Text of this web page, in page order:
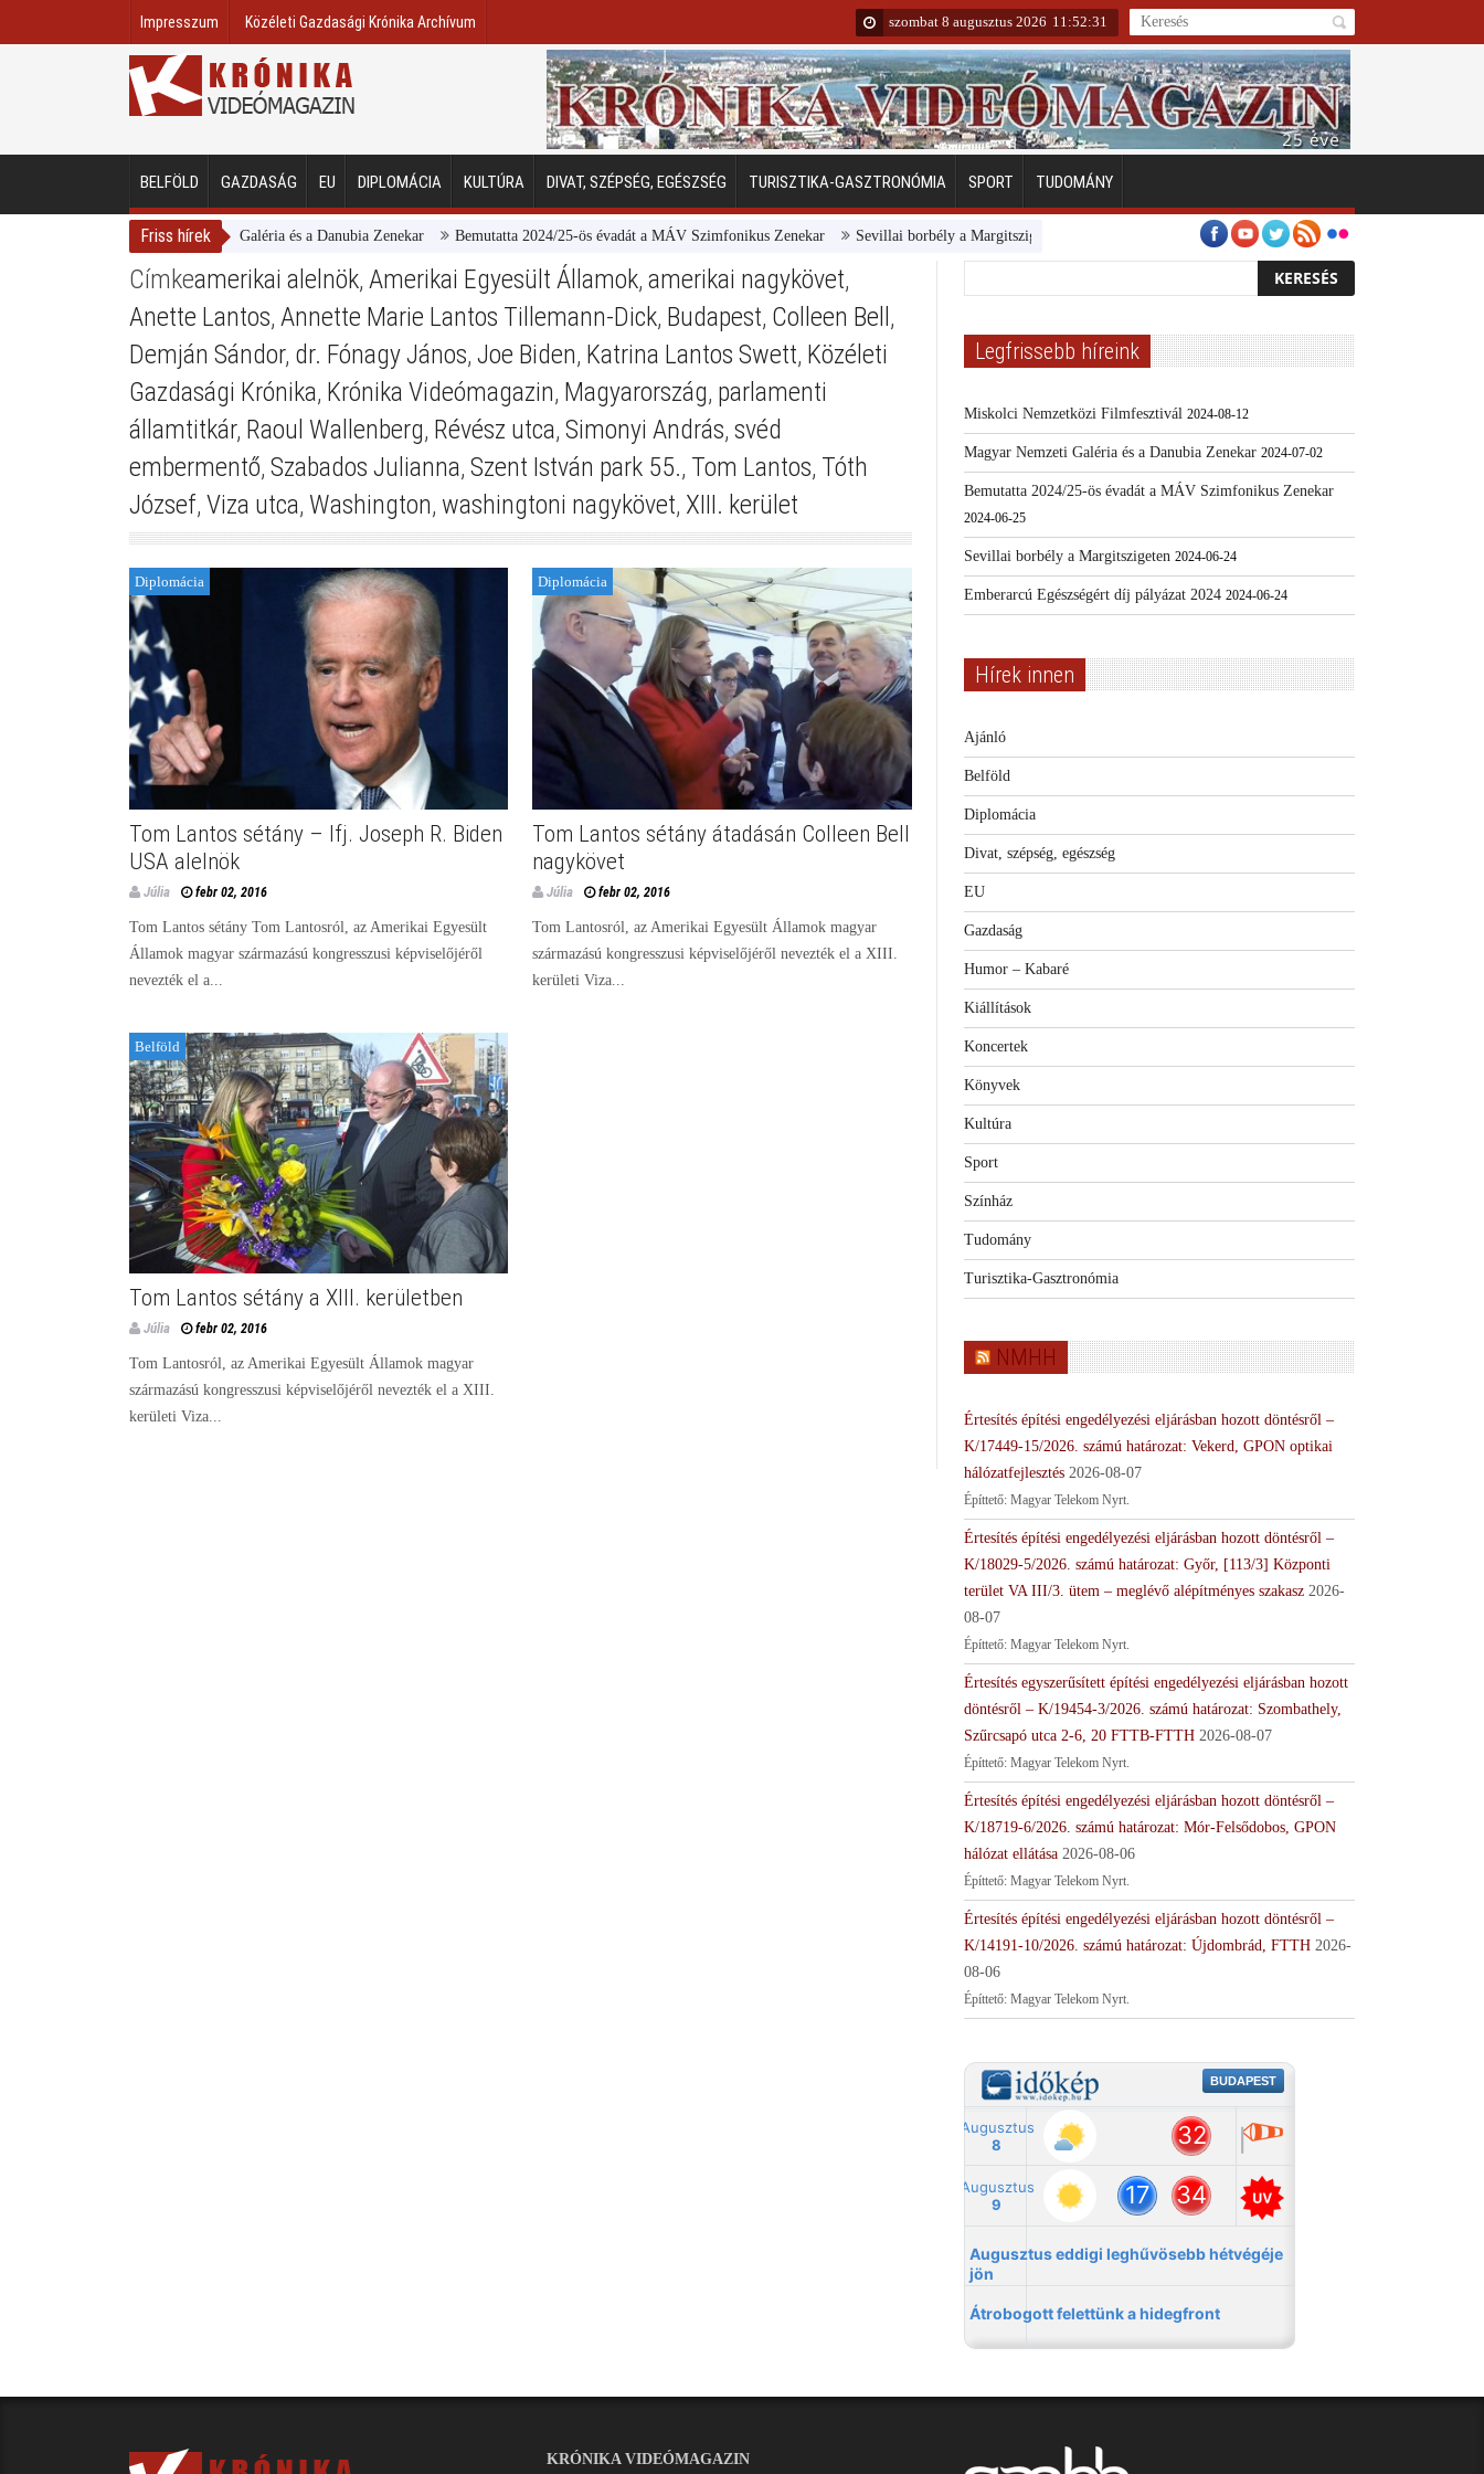
Impresszum Közéleti Gazdasági Krónika Archívum szombat 8 augusztus 2026 11:52:31
BELFÖLD GAZDASÁG EU DIPLOMÁCIA KULTÚRA DIVAT, SZÉPSÉG, EGÉSZSÉG TURISZTIKA-GASZTRONÓMIA SPORT TUDOMÁNY
Friss hírek
Magyar Nemzeti Galéria és a Danubia Zenekar Bemutatta 2024/25-ös évadát a MÁV Szimfonikus Zenekar Sevillai borbély a Margitszigeten Emberarcú Egészségért díj pályázat 2024 Kertész/Kópiák
Címkeamerikai alelnök, Amerikai Egyesült Államok, amerikai nagykövet,
Anette Lantos, Annette Marie Lantos Tillemann-Dick, Budapest, Colleen Bell ,
Demján Sándor, dr. Fónagy János, Joe Biden, Katrina Lantos Swett, Közéleti
Gazdasági Krónika, Krónika Videómagazin, Magyarország, parlamenti
államtitkár, Raoul Wallenberg, Révész utca, Simonyi András, svéd
embermentő, Szabados Julianna, Szent István park 55., Tom Lantos, Tóth
József, Viza utca, Washington, washingtoni nagykövet, XIII. kerület
Diplomácia
Tom Lantos sétány – Ifj. Joseph R. Biden
USA alelnök
Júlia febr 02, 2016
Tom Lantos sétány Tom Lantosról, az Amerikai Egyesült
Államok magyar származású kongresszusi képviselőjéről
nevezték el a...
Diplomácia
Tom Lantos sétány átadásán Colleen Bell
nagykövet
Júlia febr 02, 2016
Tom Lantosról, az Amerikai Egyesült Államok magyar
származású kongresszusi képviselőjéről nevezték el a XIII.
kerületi Viza...
Belföld
Tom Lantos sétány a XIII. kerületben
Júlia febr 02, 2016
Tom Lantosról, az Amerikai Egyesült Államok magyar
származású kongresszusi képviselőjéről nevezték el a XIII.
kerületi Viza...
Legfrissebb híreink
Miskolci Nemzetközi Filmfesztivál 2024-08-12
Magyar Nemzeti Galéria és a Danubia Zenekar 2024-07-02
Bemutatta 2024/25-ös évadát a MÁV Szimfonikus Zenekar
2024-06-25
Sevillai borbély a Margitszigeten 2024-06-24
Emberarcú Egészségért díj pályázat 2024 2024-06-24
Hírek innen
Ajánló
Belföld
Diplomácia
Divat, szépség, egészség
EU
Gazdaság
Humor – Kabaré
Kiállítások
Koncertek
Könyvek
Kultúra
Sport
Színház
Tudomány
Turisztika-Gasztronómia
NMHH
Értesítés építési engedélyezési eljárásban hozott döntésről –
K/17449-15/2026. számú határozat: Vekerd, GPON optikai
hálózatfejlesztés 2026-08-07
Építtető: Magyar Telekom Nyrt.
Értesítés építési engedélyezési eljárásban hozott döntésről –
K/18029-5/2026. számú határozat: Győr, [113/3] Központi
terület VA III/3. ütem – meglévő alépítményes szakasz 2026-
08-07
Építtető: Magyar Telekom Nyrt.
Értesítés egyszerűsített építési engedélyezési eljárásban hozott
döntésről – K/19454-3/2026. számú határozat: Szombathely,
Szűrcsapó utca 2-6, 20 FTTB-FTTH 2026-08-07
Építtető: Magyar Telekom Nyrt.
Értesítés építési engedélyezési eljárásban hozott döntésről –
K/18719-6/2026. számú határozat: Mór-Felsődobos, GPON
hálózat ellátása 2026-08-06
Építtető: Magyar Telekom Nyrt.
Értesítés építési engedélyezési eljárásban hozott döntésről –
K/14191-10/2026. számú határozat: Újdombrád, FTTH 2026-
08-06
Építtető: Magyar Telekom Nyrt.
KRÓNIKA VIDEÓMAGAZIN